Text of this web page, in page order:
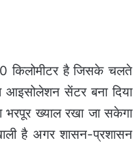
किलोमीटर है जिसके चलते
आइसोलेशन सेंटर बना दिया
भरपूर ख्याल रखा जा सकेगा
है अगर शासन-प्रशासन